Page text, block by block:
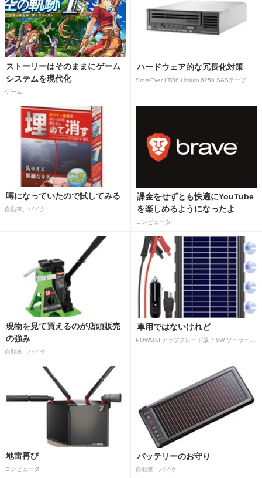
ストーリーはそのままにゲーム
システムを現代化
ゲーム
ハードウェア的な冗長化対策
噂になっていたので試してみる
自動車、バイク
課金をせずとも快適にYouTube
を楽しめるようになったよ
コンピュータ
現物を見て買えるのが店頭販売
の強み
自動車、バイク
車用ではないけれど
地雷再び
コンピュータ
バッテリーのお守り
自動車、バイク